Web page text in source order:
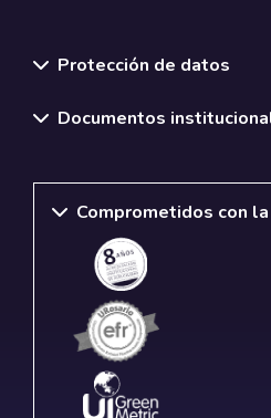
Protección de datos
Documentos
Comprometidos con